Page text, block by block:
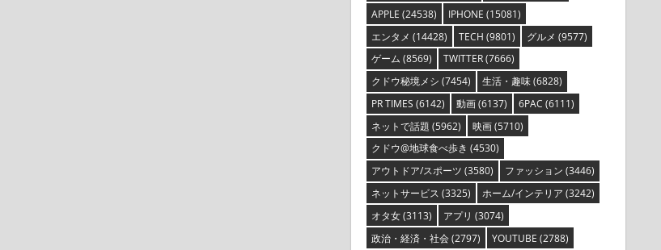
APPLE (24538) IPHONE (15081)
エンタメ (14428) TECH (9801) グルメ (9577)
ゲーム (8569) TWITTER(7666)
クドウ秘境メシ (7454) 生活・趣味(6828)
PR TIMES (6142) 動画(6137) 6PAC (6111)
ネットで話題 (5962) 映画(5710)
クドウ@地球食べ歩き (4530)
アウトドア/スポーツ (3580) ファッション (3446)
ネットサービス (3325) ホーム/インテリア (3242)
オタ女(3113) アプリ (3074)
政治・経済・社会(2797) YOUTUBE (2788)